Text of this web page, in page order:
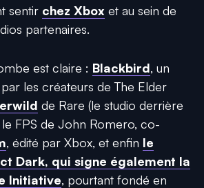
sentir chez Xbox et au sein de
partenaires.
est claire : Blackbird, un
les créateurs de The Elder
de Rare (le studio derrière
le FPS de John Romero, co-
, édité par Xbox, et enfin le
Dark, qui signe également la
Initiative, pourtant fondé en